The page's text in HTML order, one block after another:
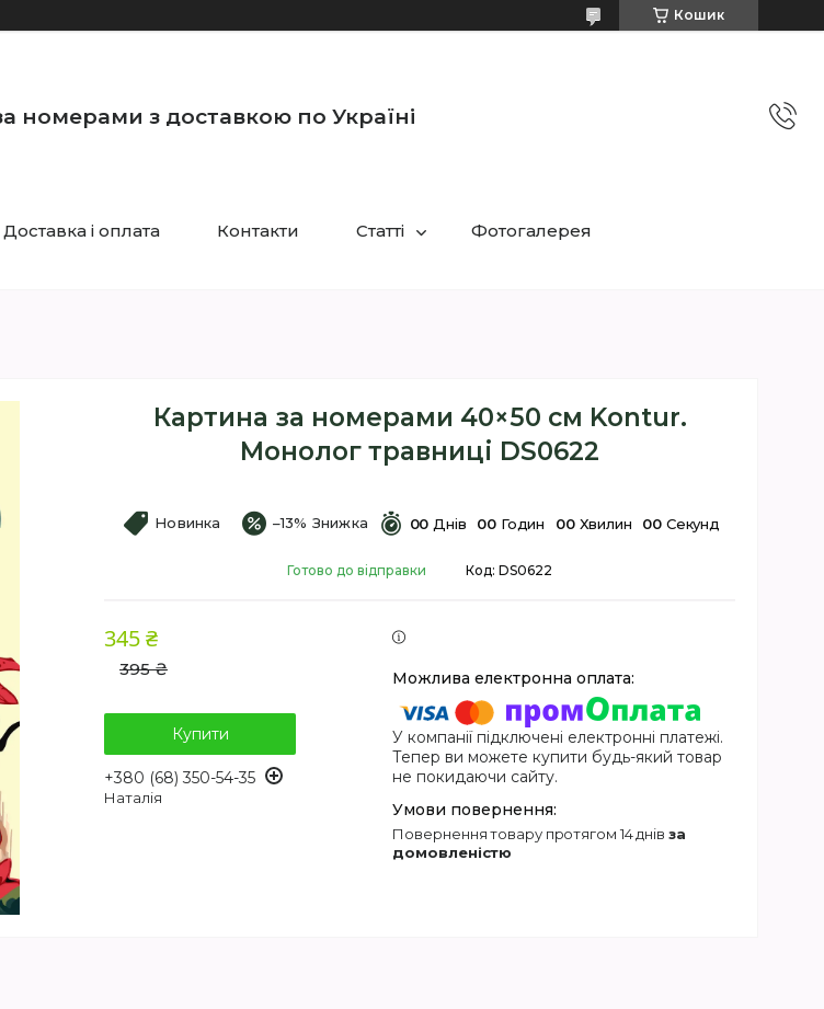
Кошик
номерами з доставкою по Україні
Доставка і оплата Контакти Статті Фотогалерея
Картина за номерами 40×50 см Kontur.
Монолог травниці DS0622
Новинка –13% 00 Днів 00 Годин 00 Хвилин 00 Секунд
Готово до відправки Код: DS0622
395 ₴
345 ₴
Купити
+380 (68) 350-54-35
Наталія
У компанії підключені електронні платежі.
Тепер ви можете купити будь-який товар
не покидаючи сайту.
повернення товару протягом 14 днів за
домовленістю